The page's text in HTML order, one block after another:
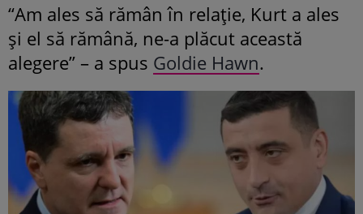
“Am ales să rămân în relație, Kurt a ales
și el să rămână, ne-a plăcut această
alegere” – a spus Goldie Hawn.